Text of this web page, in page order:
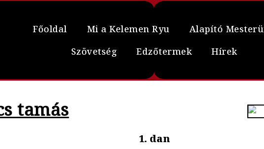
Főoldal Mi a Kelemen Ryu
Alapító
Szövetség
Edzőtermek Hírek
tamás
1. dan